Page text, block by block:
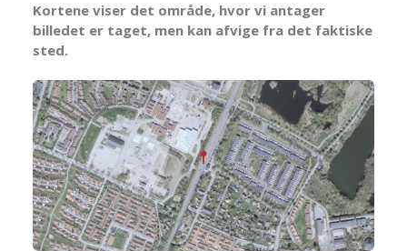
Kortene viser det område, hvor vi antager
billedet er taget, men kan afvige fra det faktiske
sted.